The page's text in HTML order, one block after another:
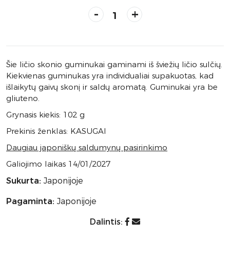
- +
Šie ličio skonio guminukai gaminami iš šviežių ličio sulčių.
Kiekvienas guminukas yra individualiai supakuotas, kad
išlaikytų gaivų skonį ir saldų aromatą. Guminukai yra be
gliuteno.
Grynasis kiekis: 102 g
Prekinis ženklas: KASUGAI
Daugiau japoniškų saldumynų pasirinkimo
Galiojimo laikas 14/01/2027
Sukurta: Japonijoje
Pagaminta: Japonijoje
Dalintis: